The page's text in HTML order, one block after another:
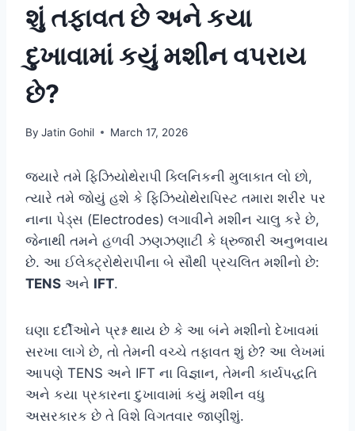
શું તફાવત છે અને કયા
દુખાવામાં કયું મશીન વપરાય
છે?
By Jatin Gohil March 17, 2026
જ્યારે તમે ફિઝિયોથેરાપી ક્લિનિકની મુલાકાત લો છો,
ત્યારે તમે જોયું હશે કે ફિઝિયોથેરાપિસ્ટ તમારા શરીર પર
નાના પેડ્સ (Electrodes) લગાવીને મશીન ચાલુ કરે છે,
જેનાથી તમને હળવી ઝણઝણાટી કે ધ્રુજારી અનુભવાય
છે. આ ઈલેક્ટ્રોથેરાપીના બે સૌથી પ્રચલિત મશીનો છે:
TENS અને IFT.
ઘણા દર્દીઓને પ્રશ્ન થાય છે કે આ બંને મશીનો દેખાવમાં
સરખા લાગે છે, તો તેમની વચ્ચે તફાવત શું છે? આ લેખમાં
આપણે TENS અને IFT ના વિજ્ઞાન, તેમની કાર્યપદ્ધતિ
અને કયા પ્રકારના દુખાવામાં કયું મશીન વધુ
અસરકારક છે તે વિશે વિગતવાર જાણીશું.